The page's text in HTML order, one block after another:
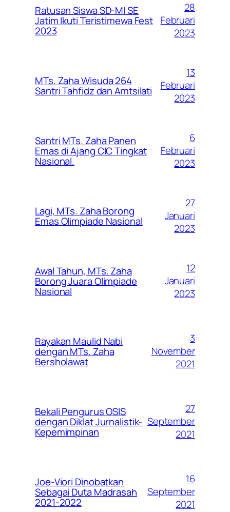
Ratusan Siswa SD-MI SE
Jatim Ikuti Teristimewa Fest
2023
28
Februari
2023
MTs. Zaha Wisuda 264
Santri Tahfidz dan Amtsilati
13
Februari
2023
Santri MTs. Zaha Panen
Emas di Ajang CIC Tingkat
Nasional.
6
Februari
2023
Lagi, MTs. Zaha Borong
Emas Olimpiade Nasional
27
Januari
2023
Awal Tahun, MTs. Zaha
Borong Juara Olimpiade
Nasional
12
Januari
2023
Rayakan Maulid Nabi
dengan MTs. Zaha
Bersholawat
3
November
2021
Bekali Pengurus OSIS
dengan Diklat Jurnalistik-
Kepemimpinan
27
September
2021
Joe-Viori Dinobatkan
Sebagai Duta Madrasah
2021-2022
16
September
2021